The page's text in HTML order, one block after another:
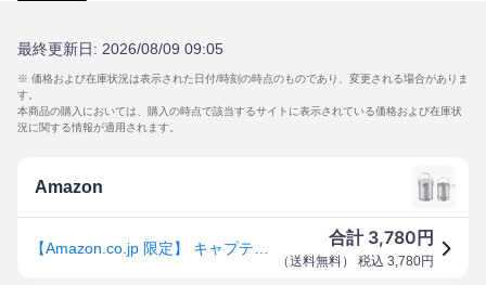
最終更新日: 2026/08/09 09:05
※ 価格および在庫状況は表示された日付/時刻の時点のものであり、変更される場合がありま
す。
本商品の購入においては、購入の時点で該当するサイトに表示されている価格および在庫状
況に関する情報が適用されます。
Amazon
合計 3,780 円
（送料無料） 税込 3,780円